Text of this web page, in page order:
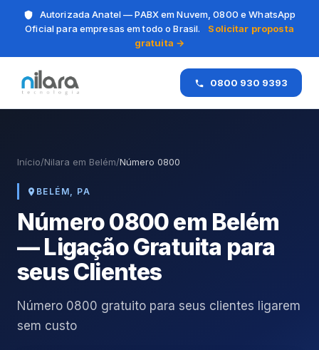
Autorizada Anatel — PABX em Nuvem, 0800 e WhatsApp
Oficial para empresas em todo o Brasil.
Solicitar proposta
gratuita →
0800 930 9393
Início/Nilara em Belém/Número 0800
BELÉM, PA
Número 0800 em Belém
— Ligação Gratuita para
seus Clientes
Número 0800 gratuito para seus clientes ligarem
sem custo